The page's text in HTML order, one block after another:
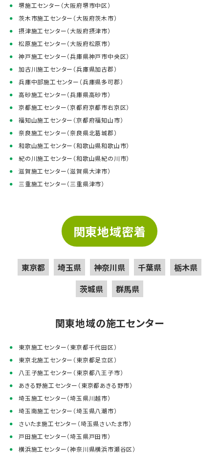
堺施工センター（大阪府堺市中区）
茨木市施工センター（大阪府茨木市）
摂津施工センター（大阪府摂津市）
松原施工センター（大阪府松原市）
神戸施工センター（兵庫県神戸市中央区）
加古川施工センター（兵庫県加古郡）
兵庫中部施工センター（兵庫県多可郡）
高砂施工センター（兵庫県高砂市）
京都施工センター（京都府京都市右京区）
福知山施工センター（京都府福知山市）
奈良施工センター（奈良県北葛城郡）
和歌山施工センター（和歌山県和歌山市）
紀の川施工センター（和歌山県紀の川市）
滋賀施工センター（滋賀県大津市）
三重施工センター（三重県津市）
関東地域密着
東京都 埼玉県 神奈川県 千葉県
栃木県
茨城県
群馬県
関東地域の施工センター
東京施工センター（東京都千代田区）
東京北施工センター（東京都足立区）
八王子施工センター（東京都八王子市）
あきる野施工センター（東京都あきる野市）
埼玉施工センター（埼玉県川越市）
埼玉南施工センター（埼玉県八潮市）
さいたま施工センター（埼玉県さいたま市）
戸田施工センター（埼玉県戸田市）
横浜施工センター（神奈川県横浜市瀬谷区）